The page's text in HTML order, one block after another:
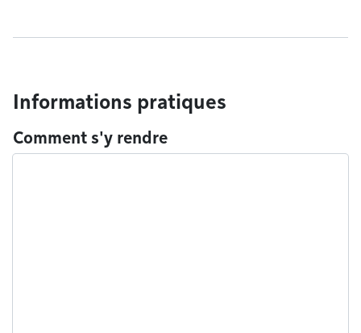
Informations pratiques
Comment s'y rendre